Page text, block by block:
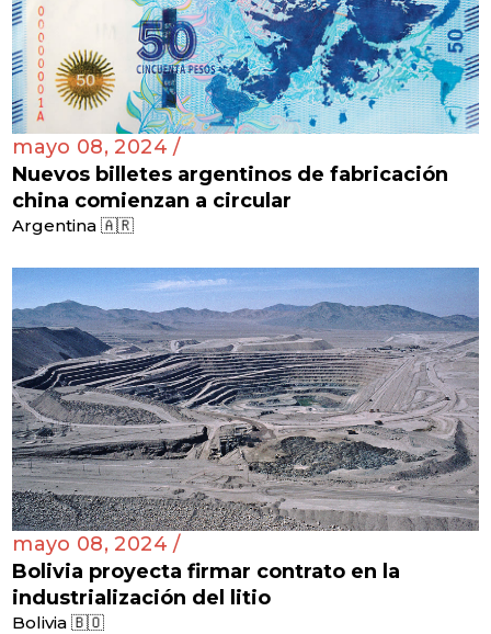
mayo 08, 2024 /
Nuevos billetes argentinos de fabricación
china comienzan a circular
Argentina 🇦🇷
mayo 08, 2024 /
Bolivia proyecta firmar contrato en la
industrialización del litio
Bolivia 🇧🇴